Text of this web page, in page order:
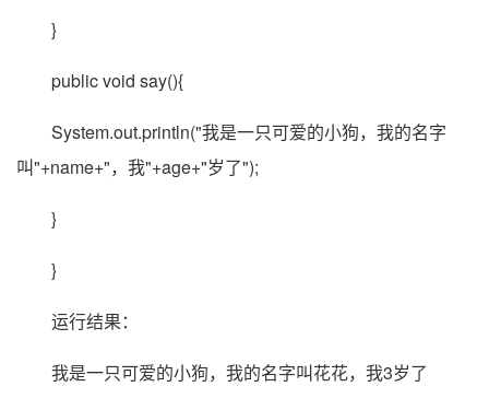
}
public void say(){
System.out.println("我是一只可爱的小狗，我的名字
叫"+name+"，我"+age+"岁了");
}
}
运行结果：
我是一只可爱的小狗，我的名字叫花花，我3岁了